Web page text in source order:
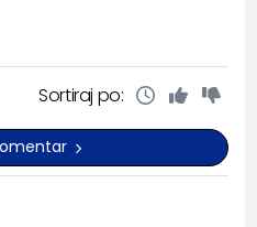
Sortiraj po: